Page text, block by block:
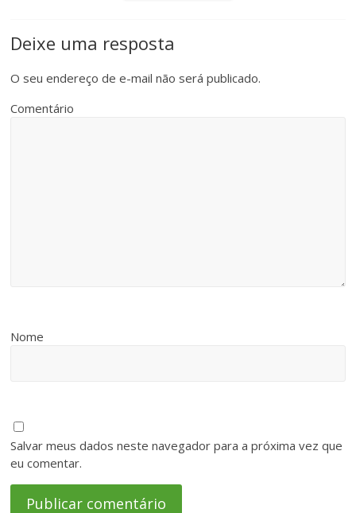
Deixe uma resposta
O seu endereço de e-mail não será publicado.
Comentário
Nome
Salvar meus dados neste navegador para a próxima vez que
eu comentar.